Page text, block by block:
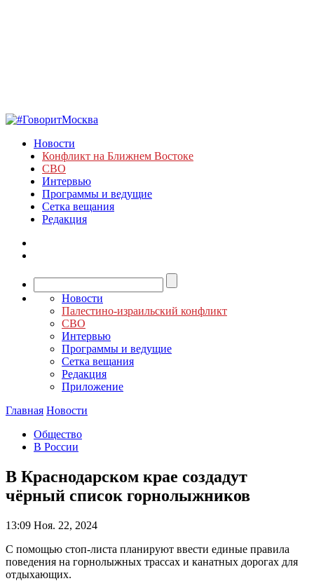
Новости
Конфликт на Ближнем Востоке
СВО
Интервью
Программы и ведущие
Сетка вещания
Редакция
Новости
Палестино-израильский конфликт
СВО
Интервью
Программы и ведущие
Сетка вещания
Редакция
Приложение
Главная Новости
Общество
В России
В Краснодарском крае создадут
чёрный список горнолыжников
13:09 Ноя. 22, 2024
С помощью стоп-листа планируют ввести единые правила
поведения на горнолыжных трассах и канатных дорогах для
отдыхающих.